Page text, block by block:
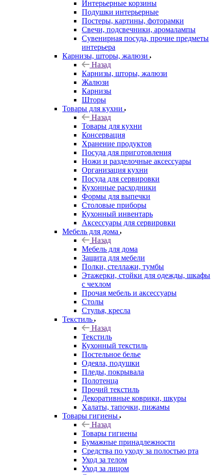
Интерьерные корзины
Подушки интерьерные
Постеры, картины, фоторамки
Свечи, подсвечники, аромалампы
Сувенирная посуда, прочие предметы
интерьера
Карнизы, шторы, жалюзи
Назад
Карнизы, шторы, жалюзи
Жалюзи
Карнизы
Шторы
Товары для кухни
Назад
Товары для кухни
Консервация
Хранение продуктов
Посуда для приготовления
Ножи и разделочные аксессуары
Организация кухни
Посуда для сервировки
Кухонные расходники
Формы для выпечки
Столовые приборы
Кухонный инвентарь
Аксессуары для сервировки
Мебель для дома
Назад
Мебель для дома
Защита для мебели
Полки, стеллажи, тумбы
Этажерки, стойки для одежды, шкафы
с чехлом
Прочая мебель и аксессуары
Столы
Стулья, кресла
Текстиль
Назад
Текстиль
Кухонный текстиль
Постельное белье
Одеяла, подушки
Пледы, покрывала
Полотенца
Прочий текстиль
Декоративные коврики, шкуры
Халаты, тапочки, пижамы
Товары гигиены
Назад
Товары гигиены
Бумажные принадлежности
Средства по уходу за полостью рта
Уход за телом
Уход за лицом